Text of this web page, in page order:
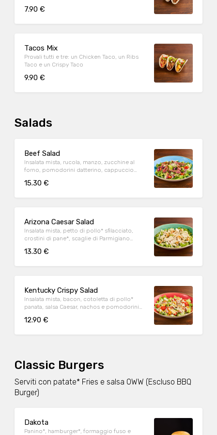
guarnito con salsa Guacamole
7.90 €
Tacos Mix
Provali tutti e tre: un Chicken Taco, un Ribs
Taco e un Crispy Taco
9.90 €
Salads
Beef Salad
Insalata mista, rucola, manzo, zucchine al
forno, pomodorini datterino, cappuccio
15.30 €
Arizona Caesar Salad
Insalata mista, petto di pollo* sfilacciato,
crostini di pane*, scaglie di Parmigiano
13.30 €
Kentucky Crispy Salad
Insalata mista, bacon, cotoletta di pollo*
panata, salsa Caesar, nachos e pomodorini
12.90 €
Classic Burgers
Serviti con patate* Fries e salsa OWW (Escluso BBQ
Burger)
Dakota
Panino*, hamburger*, formaggio fuso e